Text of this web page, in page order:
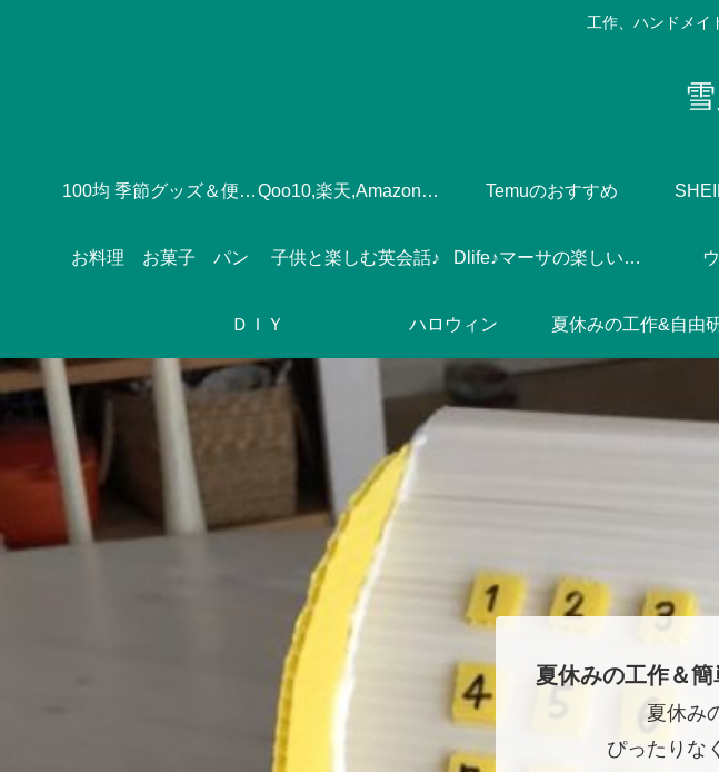
工作、ハンドメイ
100均 季節グッズ＆便利グッズ Qoo10,楽天,Amazonのおすすめ♪ Temuのおすすめ
お料理 お菓子 パン 子供と楽しむ英会話♪ Dlife♪マーサの楽しい焼き菓子づくり
ＤＩＹ ハロウィン
夏休みの工作＆
夏休み
ぴったりな